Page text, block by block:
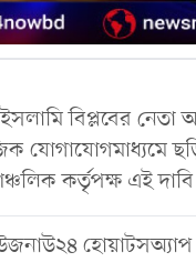
ইসলামি বিপ্লবের
যোগাযোগমাধ্যমে
কর্তৃপক্ষ এই দাবি
হোয়াটসঅ্যাপ